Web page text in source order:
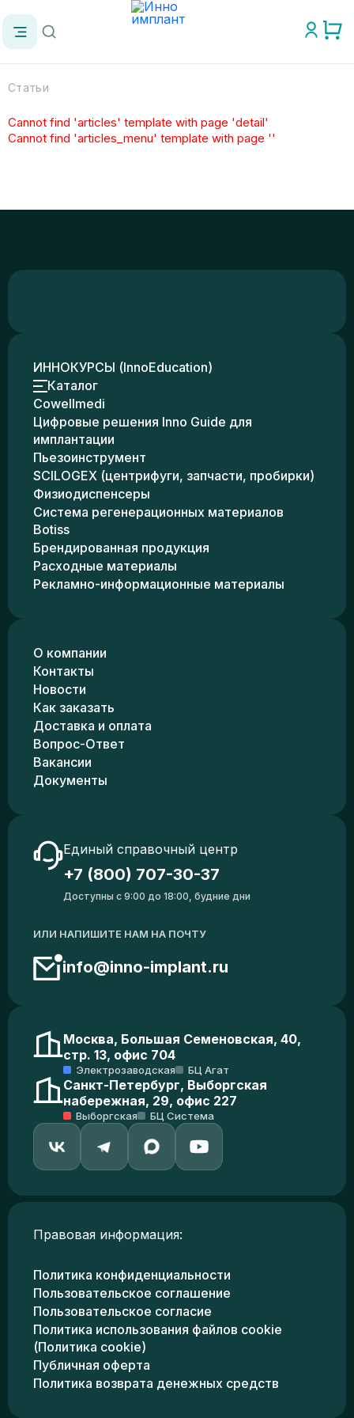
Статьи
Cannot find 'articles' template with page 'detail'
Cannot find 'articles_menu' template with page ''
ИННОКУРСЫ (InnoEducation)
Каталог
Cowellmedi
Цифровые решения Inno Guide для
имплантации
Пьезоинструмент
SCILOGEX (центрифуги, запчасти, пробирки)
Физиодиспенсеры
Система регенерационных материалов
Botiss
Брендированная продукция
Расходные материалы
Рекламно-информационные материалы
О компании
Контакты
Новости
Как заказать
Доставка и оплата
Вопрос-Ответ
Вакансии
Документы
Единый справочный центр
+7 (800) 707-30-37
Доступны с 9:00 до 18:00, будние дни
ИЛИ НАПИШИТЕ НАМ НА ПОЧТУ
info@inno-implant.ru
Москва, Большая Семеновская, 40,
стр. 13, офис 704
Электрозаводская БЦ Агат
Санкт-Петербург, Выборгская
набережная, 29, офис 227
Выборгская БЦ Система
Правовая информация:
Политика конфиденциальности
Пользовательское соглашение
Пользовательское согласие
Политика использования файлов cookie
(Политика cookie)
Публичная оферта
Политика возврата денежных средств